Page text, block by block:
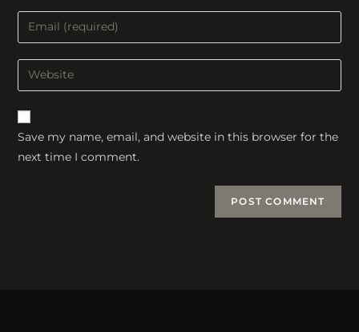
name
or
to
comment
Enter
your
email
address
comment
Enter
your
website
URL
(optional)
Save my name, email, and website in this browser for the
next time I comment.